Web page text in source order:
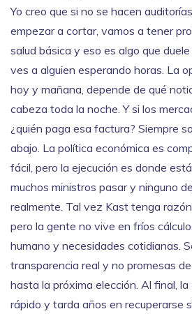
Yo creo que si no se hacen
empezar a cortar, vamos a tener
salud básica y eso es algo que
ves a alguien esperando horas. La
hoy y mañana, depende de qué
cabeza toda la noche. Y si los
¿quién paga esa factura? Siempre
abajo. La política económica es
fácil, pero la ejecución es donde
muchos ministros pasar y ninguno
realmente. Tal vez Kast tenga
pero la gente no vive en fríos
humano y necesidades cotidianas.
transparencia real y no promesas
hasta la próxima elección. Al final,
rápido y tarda años en recuperarse